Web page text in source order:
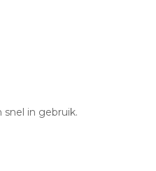
in gebruik.